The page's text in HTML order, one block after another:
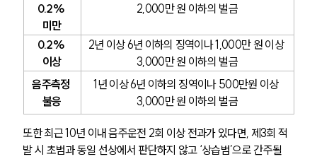
0.2%
미만
2,000만 원 이하의 벌금
0.2%
이상
2년 이상 6년 이하의 징역이나 1,000만 원 이상
3,000만 원 이하의 벌금
음주측정
불응
1년 이상 6년 이하의 징역이나 500만원 이상
3,000만 원 이하의 벌금
또한 최근 10년 이내 음주운전 2회 이상 전과가 있다면, 제3회 적
발 시 초범과 동일 선상에서 판단하지 않고 ‘상습범’으로 간주될